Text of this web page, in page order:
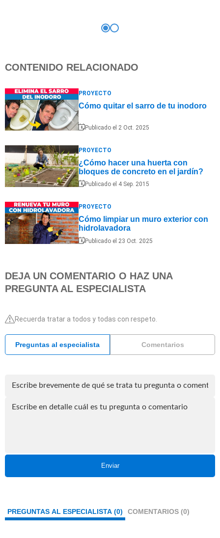
CONTENIDO RELACIONADO
PROYECTO
Cómo quitar el sarro de tu inodoro
Publicado el 2 Oct. 2025
PROYECTO
¿Cómo hacer una huerta con
bloques de concreto en el jardín?
Publicado el 4 Sep. 2015
PROYECTO
Cómo limpiar un muro exterior con
hidrolavadora
Publicado el 23 Oct. 2025
DEJA UN COMENTARIO O HAZ UNA
PREGUNTA AL ESPECIALISTA
Recuerda tratar a todos y todas con respeto.
Preguntas al especialista Comentarios
Enviar
PREGUNTAS AL ESPECIALISTA (0) COMENTARIOS (0)